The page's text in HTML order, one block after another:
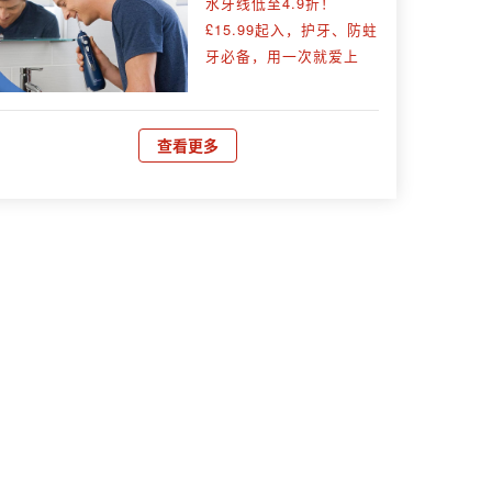
£15.99起入，护牙、防蛀
牙必备，用一次就爱上
查看更多